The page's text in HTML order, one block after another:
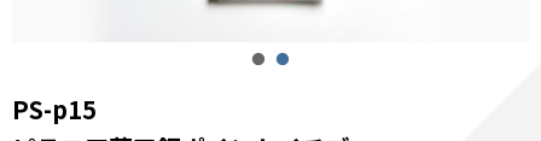
PS-p15